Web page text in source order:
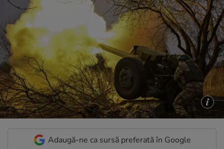
Adaugă-ne ca sursă preferată în Google